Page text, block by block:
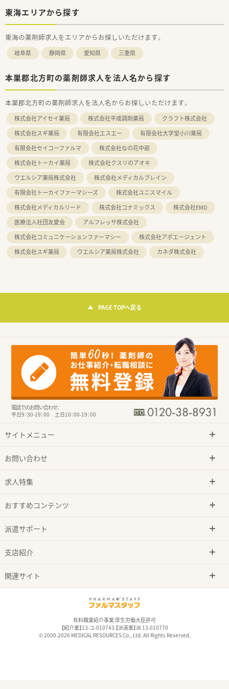
東海エリアから探す
東海の薬剤師求人をエリアからお探しいただけます。
岐阜県 静岡県 愛知県 三重県
本巣郡北方町の薬剤師求人を法人名から探す
本巣郡北方町の薬剤師求人を法人名からお探しいただけます。
株式会社アイセイ薬局 株式会社平成調剤薬局
クラフト株式会社
株式会社スギ薬局
有限会社エスエー
有限会社大学堂小川薬局
有限会社セイコーファルマ
株式会社なの花中部
株式会社トーカイ薬局
株式会社クスリのアオキ
ウエルシア薬局株式会社
株式会社メディカルブレイン
有限会社トーカイファーマシーズ
株式会社ユニスマイル
株式会社メディカルリード
株式会社コナミックス
株式会社EMD
医療法人社団友愛会
アルフレッサ株式会社
株式会社コミュニケーションファーマシー
株式会社アポエージェント
株式会社スギ薬局
ウエルシア薬局株式会社 カネダ株式会社
PAGE TOPへ戻る
電話でのお問い合わせ：
平日9：30-19：00 土日10：00-19：00
サイトメニュー
お問い合わせ
求人特集
おすすめコンテンツ
派遣サポート
支店紹介
関連サイト
有料職業紹介事業 厚生労働大臣許可
【紹介業】13-ユ-010743 【派遣業】派 13-010770
© 2000-2026 MEDICAL RESOURCES Co., Ltd. All Rights Reserved.